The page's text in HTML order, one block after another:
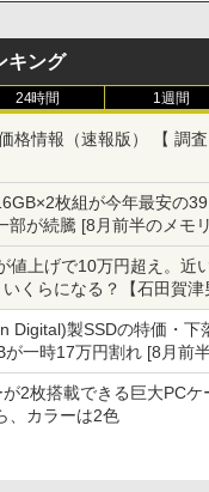
キング
24時間 1週間
格情報（速報版） 【 調
枚組が今年最安の
部が続騰 [8月前半のメモ
値上げで10万円超え。近
くらになる？【石田賀津
Digital)製SSDの特価・下
が一時17万円割れ [8月前
2枚搭載できる巨大PCケ
、カラーは2色